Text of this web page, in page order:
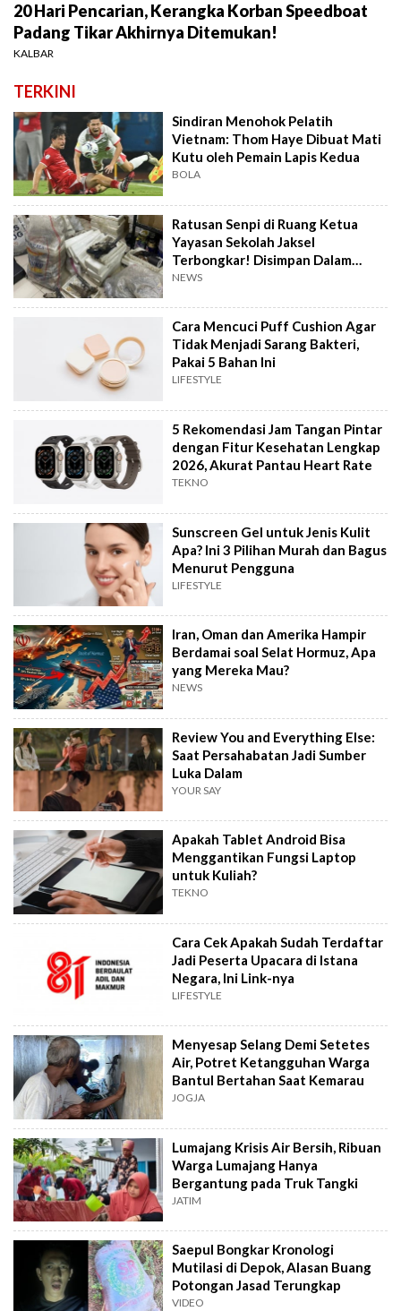
20 Hari Pencarian, Kerangka Korban Speedboat
Padang Tikar Akhirnya Ditemukan!
KALBAR
TERKINI
Sindiran Menohok Pelatih
Vietnam: Thom Haye Dibuat Mati
Kutu oleh Pemain Lapis Kedua
BOLA
Ratusan Senpi di Ruang Ketua
Yayasan Sekolah Jaksel
Terbongkar! Disimpan Dalam
Karung dan Styrofoam
NEWS
Cara Mencuci Puff Cushion Agar
Tidak Menjadi Sarang Bakteri,
Pakai 5 Bahan Ini
LIFESTYLE
5 Rekomendasi Jam Tangan Pintar
dengan Fitur Kesehatan Lengkap
2026, Akurat Pantau Heart Rate
TEKNO
Sunscreen Gel untuk Jenis Kulit
Apa? Ini 3 Pilihan Murah dan Bagus
Menurut Pengguna
LIFESTYLE
Iran, Oman dan Amerika Hampir
Berdamai soal Selat Hormuz, Apa
yang Mereka Mau?
NEWS
Review You and Everything Else:
Saat Persahabatan Jadi Sumber
Luka Dalam
YOUR SAY
Apakah Tablet Android Bisa
Menggantikan Fungsi Laptop
untuk Kuliah?
TEKNO
Cara Cek Apakah Sudah Terdaftar
Jadi Peserta Upacara di Istana
Negara, Ini Link-nya
LIFESTYLE
Menyesap Selang Demi Setetes
Air, Potret Ketangguhan Warga
Bantul Bertahan Saat Kemarau
JOGJA
Lumajang Krisis Air Bersih, Ribuan
Warga Lumajang Hanya
Bergantung pada Truk Tangki
JATIM
Saepul Bongkar Kronologi
Mutilasi di Depok, Alasan Buang
Potongan Jasad Terungkap
VIDEO